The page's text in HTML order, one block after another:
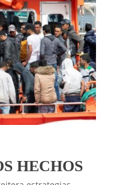
HECHOS